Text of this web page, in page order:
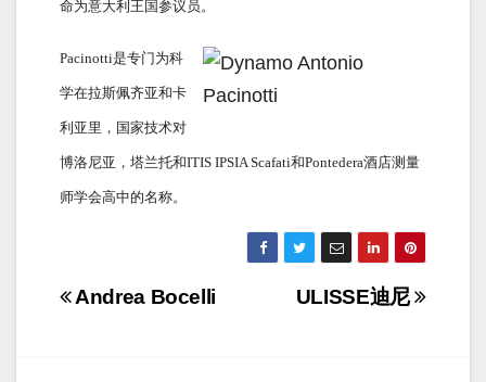
命为意大利王国参议员。
Pacinotti是专门为科
学在拉斯佩齐亚和卡
利亚里，国家技术对
博洛尼亚，塔兰托和ITIS IPSIA Scafati和Pontedera酒店测量
师学会高中的名称。
Navigazione
ULISSE迪尼
Andrea Bocelli